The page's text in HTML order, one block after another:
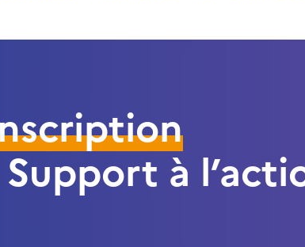
Support à